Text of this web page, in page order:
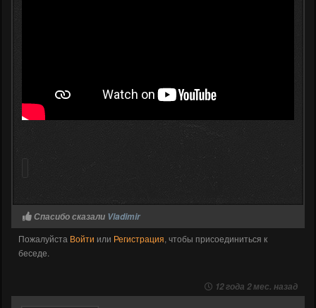
Спасибо сказали Vladimir
Пожалуйста Войти или Регистрация, чтобы присоединиться к
беседе.
12 года 2 мес. назад